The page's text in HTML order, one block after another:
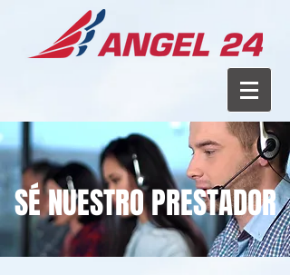
SÉ NUESTRO PRESTADOR